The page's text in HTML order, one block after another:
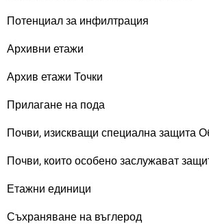
Потенциал за инфилтрация
Архивни етажи
Архив етажи Точки
Прилагане на пода
Почви, изискващи специална защита
Почви, които особено заслужават
Етажни единици
Съхраняване на въглерод